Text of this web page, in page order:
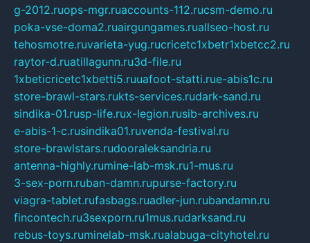
g-2012.ruops-mgr.ruaccounts-112.rucsm-demo.ru
poka-vse-doma2.ruairgungames.ruallseo-host.ru
tehosmotre.ruvarieta-yug.rucricetc1xbetr1xbetcc2.ru
raytor-d.ruatillagunn.ru3d-file.ru
1xbeticricetc1xbetti5.ruuafoot-statti.rue-abis1c.ru
store-brawl-stars.rukts-services.rudark-sand.ru
sindika-01.rusp-life.rux-legion.rusib-archives.ru
e-abis-1-c.rusindika01.ruvenda-festival.ru
store-brawlstars.rudooraleksandria.ru
antenna-highly.rumine-lab-msk.ru1-mus.ru
3-sex-porn.ruban-damn.rupurse-factory.ru
viagra-tablet.rufasbags.ruadler-jun.rubandamn.ru
fincontech.ru3sexporn.ru1mus.rudarksand.ru
rebus-toys.ruminelab-msk.rualabuga-cityhotel.ru